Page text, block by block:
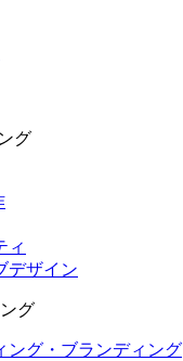
グ
ィ
デザイン
グ
ング・ブランディング